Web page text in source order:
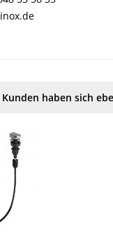
Kunden haben sich